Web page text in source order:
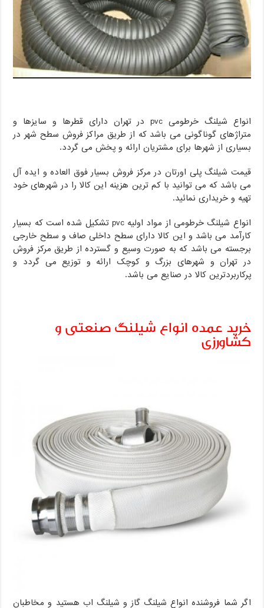
انواع شیلنگ خرطومی pvc در تهران دارای قطرها و سایزها و
متراژهای گوناگونی می باشد که از طریق مراکز فروش سطح شهر در
بسیاری از شهرها برای مشتریان ارائه و پخش می گردد.
قیمت شیلنگ پلی اورتان در مرکز فروش بسیار فوق العاده و ایده آل
می باشد که می توانید با کم ترین هزینه این کالا را در شهرهای خود
تهیه و خریداری نمائید.
انواع شیلنگ خرطومی از مواد اولیه pvc تشکیل شده است که بسیار
کارآمد می باشد و این کالا دارای سطح داخلی صاف و سطح خارجی
برجسته می باشد که به صورت وسیع و گسترده از طریق مرکز فروش
در تهران و شهرهای بزرگ و کوچک ارائه و توزیع می گردد و
پرکاربردترین کالا در صنایع می باشد.
خرید عمده انواع شیلنگ صنعتی و
کشاورزی
اگر شما فروشنده انواع شیلنگ گاز و شیلنگ اب هستید و مخاطبان